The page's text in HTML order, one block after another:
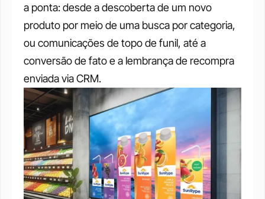
a ponta: desde a descoberta de um novo
produto por meio de uma busca por categoria,
ou comunicações de topo de funil, até a
conversão de fato e a lembrança de recompra
enviada via CRM.